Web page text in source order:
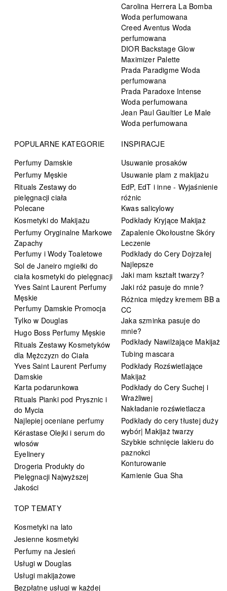
Carolina Herrera La Bomba
Woda perfumowana
Creed Aventus Woda
perfumowana
DIOR Backstage Glow
Maximizer Palette
Prada Paradigme Woda
perfumowana
Prada Paradoxe Intense
Woda perfumowana
Jean Paul Gaultier Le Male
Woda perfumowana
POPULARNE KATEGORIE
Perfumy Damskie
Perfumy Męskie
Rituals Zestawy do
pielęgnacji ciała
Polecane
Kosmetyki do Makijażu
Perfumy Oryginalne Markowe
Zapachy
Perfumy i Wody Toaletowe
Sol de Janeiro mgiełki do
ciała kosmetyki do pielęgnacji
Yves Saint Laurent Perfumy
Męskie
Perfumy Damskie Promocja
Tylko w Douglas
Hugo Boss Perfumy Męskie
Rituals Zestawy Kosmetyków
dla Mężczyzn do Ciała
Yves Saint Laurent Perfumy
Damskie
Karta podarunkowa
Rituals Pianki pod Prysznic i
do Mycia
Najlepiej oceniane perfumy
Kérastase Olejki i serum do
włosów
Eyelinery
Drogeria Produkty do
Pielęgnacji Najwyższej
Jakości
INSPIRACJE
Usuwanie prosaków
Usuwanie plam z makijażu
EdP, EdT i inne - Wyjaśnienie
różnic
Kwas salicylowy
Podkłady Kryjące Makijaż
Zapalenie Okołoustne Skóry
Leczenie
Podkłady do Cery Dojrzałej
Najlepsze
Jaki mam kształt twarzy?
Jaki róż pasuje do mnie?
Różnica między kremem BB a
CC
Jaka szminka pasuje do
mnie?
Podkłady Nawilżające Makijaż
Tubing mascara
Podkłady Rozświetlające
Makijaż
Podkłady do Cery Suchej i
Wrażliwej
Nakładanie rozświetlacza
Podkłady do cery tłustej duży
wybór| Makijaż twarzy
Szybkie schnięcie lakieru do
paznokci
Konturowanie
Kamienie Gua Sha
TOP TEMATY
Kosmetyki na lato
Jesienne kosmetyki
Perfumy na Jesień
Usługi w Douglas
Usługi makijażowe
Bezpłatne usługi w każdej